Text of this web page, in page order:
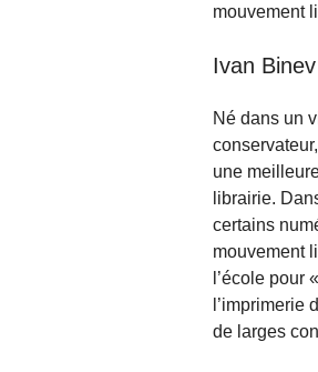
mouvement
Ivan Binev
Né dans un
une
librairie.
certains
mouvement
l’école pour
l’imprimerie
de larges